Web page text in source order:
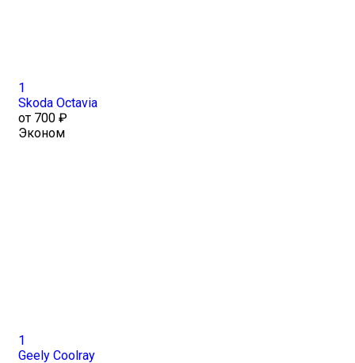
1
Skoda Octavia
от 700 ₽
Эконом
1
Geely Coolray